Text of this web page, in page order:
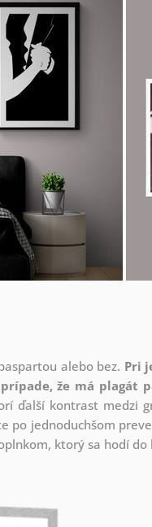
alebo bez. Pri
že má plagát
ďalší kontrast medzi
po jednoduchšom
ktorý sa hodí